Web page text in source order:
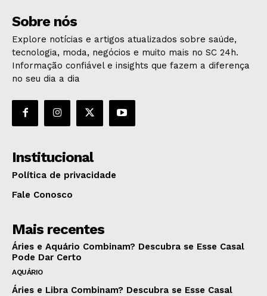
Sobre nós
Explore notícias e artigos atualizados sobre saúde,
tecnologia, moda, negócios e muito mais no SC 24h.
Informação confiável e insights que fazem a diferença
no seu dia a dia
Institucional
Política de privacidade
Fale Conosco
Mais recentes
Áries e Aquário Combinam? Descubra se Esse Casal
Pode Dar Certo
AQUÁRIO
Áries e Libra Combinam? Descubra se Esse Casal